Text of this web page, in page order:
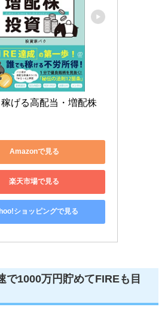
げる高配当・増配株
Amazonで見る
楽天市場で見る
ショッピングで見る
1000万円貯めてFIREも目